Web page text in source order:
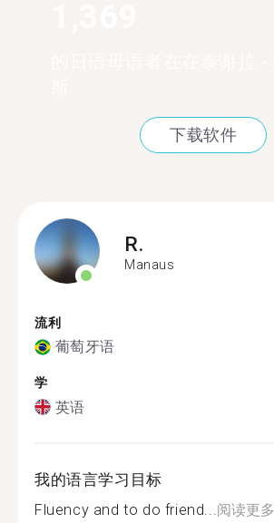
下载软件
R.
Manaus
流利
葡萄牙语
学
英语
我的语言学习目标
Fluency and to do friend... 阅读更多